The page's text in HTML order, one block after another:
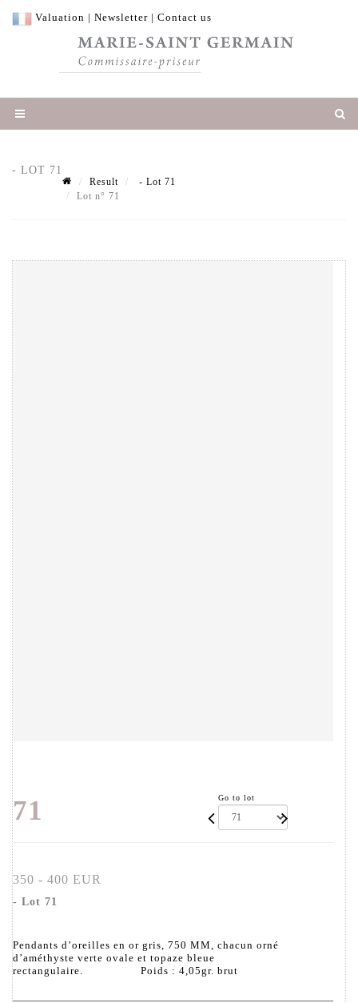
Valuation | Newsletter | Contact us
- LOT 71
Result
- Lot 71
Lot n° 71
71 Go to lot
350 - 400 EUR
- Lot 71
Pendants d’oreilles en or gris, 750 MM, chacun orné
d’améthyste verte ovale et topaze bleue
rectangulaire. Poids : 4,05gr. brut